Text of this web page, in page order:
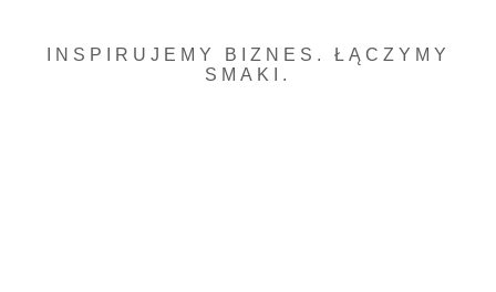
INSPIRUJEMY BIZNES. ŁĄCZYMY
SMAKI.